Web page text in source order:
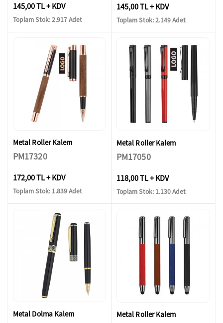
145,00 TL + KDV
Toplam Stok: 2.917 Adet
145,00 TL + KDV
Toplam Stok: 2.149 Adet
Metal Roller Kalem
PM17320
172,00 TL + KDV
Toplam Stok: 1.839 Adet
Metal Roller Kalem
PM17050
118,00 TL + KDV
Toplam Stok: 1.130 Adet
Metal Dolma Kalem Metal Roller Kalem